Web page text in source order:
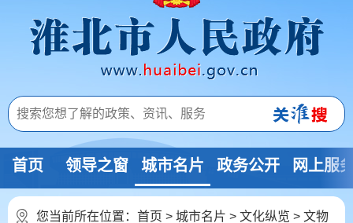
首页 领导之窗 城市名片 政务公开 网上服
您当前所在位置： 首页 > 城市名片 > 文化纵览 > 文物